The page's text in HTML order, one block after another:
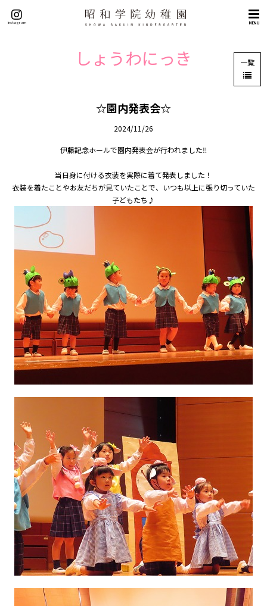
MENU
Instagram
しょうわにっき 一覧
☆園内発表会☆
2024/11/26
伊藤記念ホールで園内発表会が行われました‼
当日身に付ける衣装を実際に着て発表しました！
衣装を着たことやお友だちが見ていたことで、いつも以上に張り切っていた
子どもたち♪
トップページ
英語教育
園生活
年間行事
園の一日
園の毎日
幼稚園紹介ムービー
MIRAI=
預かり保育「おひさまクラブ」
入園案内
募集要項
未就園児教室
未就園児教室のご案内
ひよこクラブ
さくらんぼクラブ
親子教室にこにこキッズ（1・2歳児）